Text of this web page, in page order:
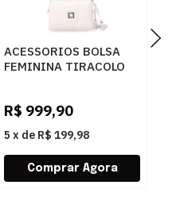
ACESSORIOS BOLSA
FEMININA TIRACOLO
R$ 999,90
5 x de R$ 199,98